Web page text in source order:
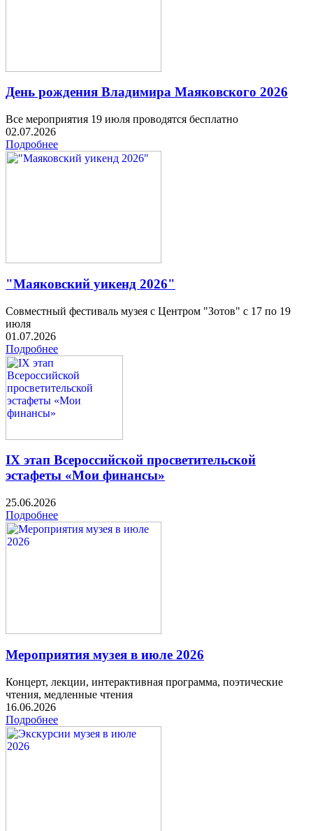
День рождения Владимира Маяковского 2026
Все мероприятия 19 июля проводятся бесплатно
02.07.2026
Подробнее
"Маяковский уикенд 2026"
Совместный фестиваль музея с Центром "Зотов" с 17 по 19
июля
01.07.2026
Подробнее
IX этап Всероссийской просветительской
эстафеты «Мои финансы»
25.06.2026
Подробнее
Мероприятия музея в июле 2026
Концерт, лекции, интерактивная программа, поэтические
чтения, медленные чтения
16.06.2026
Подробнее